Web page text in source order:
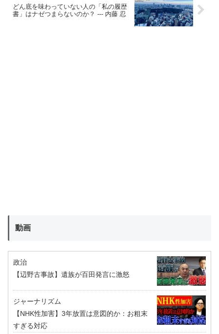
どん底を味わっていない人の「私の履歴
書」はナゼつまらないのか？ --- 内藤 忍
動画
政治
【辺野古事故】遺族が百田発言に激怒
ジャーナリズム
【NHK性加害】3年放置は意図的か：お粗末
すぎる対応